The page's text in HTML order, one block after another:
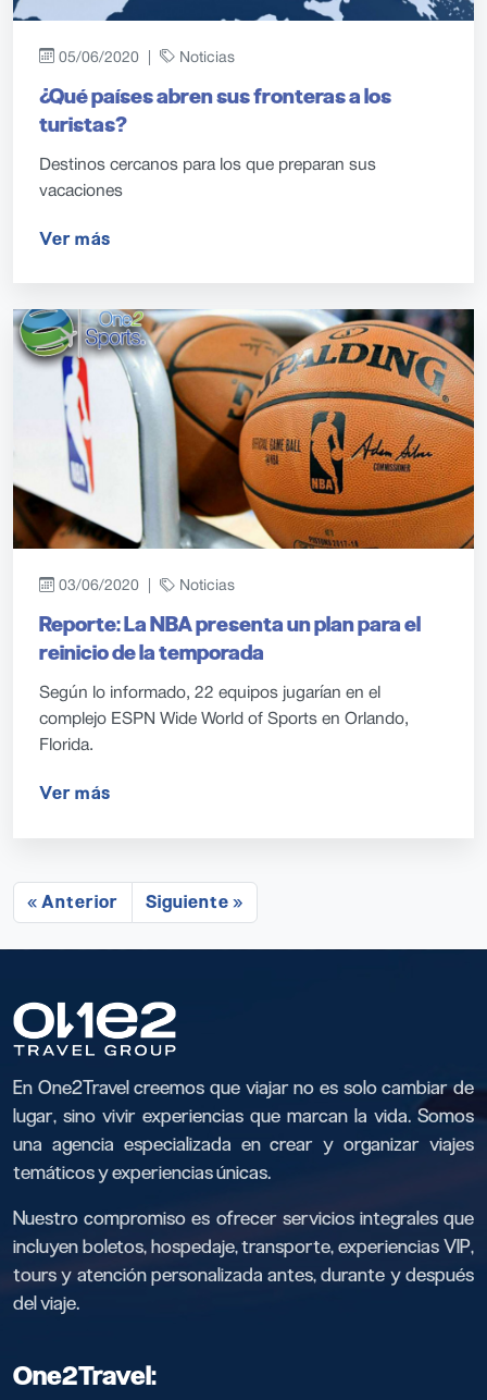
05/06/2020 | Noticias
¿Qué países abren sus fronteras a los
turistas?
Destinos cercanos para los que preparan sus
vacaciones
Ver más
03/06/2020 | Noticias
Reporte: La NBA presenta un plan para el
reinicio de la temporada
Según lo informado, 22 equipos jugarían en el
complejo ESPN Wide World of Sports en Orlando,
Florida.
Ver más
« Anterior Siguiente »
En One2Travel creemos que viajar no es solo cambiar de
lugar, sino vivir experiencias que marcan la vida. Somos
una agencia especializada en crear y organizar viajes
temáticos y experiencias únicas.
Nuestro compromiso es ofrecer servicios integrales que
incluyen boletos, hospedaje, transporte, experiencias VIP,
tours y atención personalizada antes, durante y después
del viaje.
One2Travel: